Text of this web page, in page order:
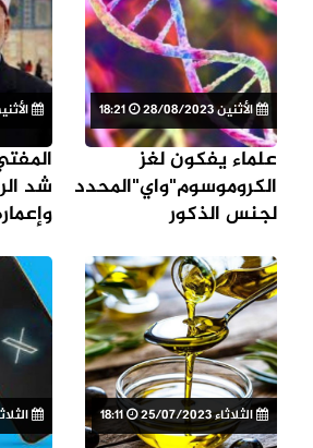
الأثنين 28/08/2023 18:21
علماء يفكون لغز
الكروموسوم"واي"المحدد
لجنس الذكور
الأثنين 21/
شد
الثلاثاء 25/07/2023 18:11 الثلاثاء 25/